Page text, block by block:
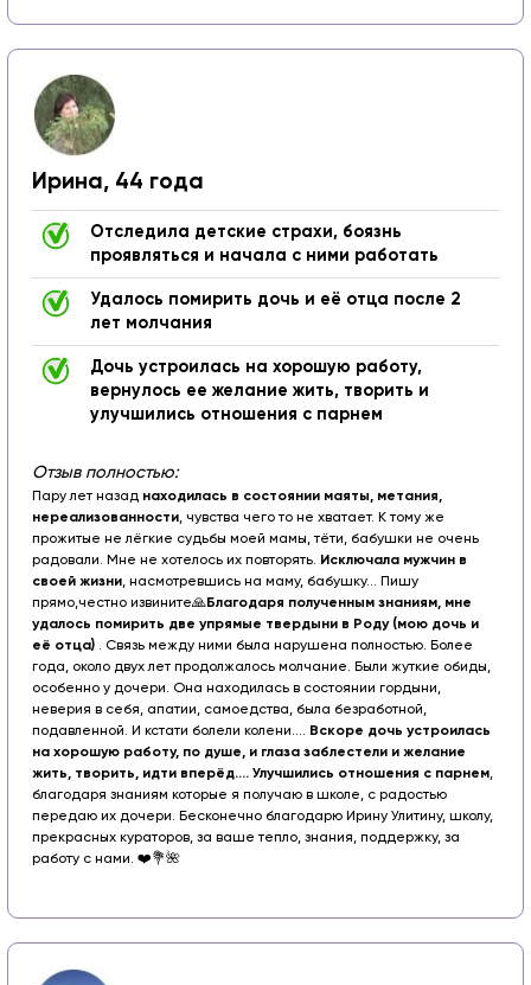
Ирина, 44 года
Отследила детские страхи, боязнь
проявляться и начала с ними работать
Удалось помирить дочь и её отца после 2
лет молчания
Дочь устроилась на хорошую работу,
вернулось ее желание жить, творить и
улучшились отношения с парнем
Отзыв полностью:
Пару лет назад находилась в состоянии маяты, метания,
нереализованности, чувства чего то не хватает. К тому же
прожитые не лёгкие судьбы моей мамы, тёти, бабушки не очень
радовали. Мне не хотелось их повторять. Исключала мужчин в
своей жизни, насмотревшись на маму, бабушку... Пишу
прямо,честно извините🙏Благодаря полученным знаниям, мне
удалось помирить две упрямые твердыни в Роду (мою дочь и
её отца) . Связь между ними была нарушена полностью. Более
года, около двух лет продолжалось молчание. Были жуткие обиды,
особенно у дочери. Она находилась в состоянии гордыни,
неверия в себя, апатии, самоедства, была безработной,
подавленной. И кстати болели колени.... Вскоре дочь устроилась
на хорошую работу, по душе, и глаза заблестели и желание
жить, творить, идти вперёд.... Улучшились отношения с парнем,
благодаря знаниям которые я получаю в школе, с радостью
передаю их дочери. Бесконечно благодарю Ирину Улитину, школу,
прекрасных кураторов, за ваше тепло, знания, поддержку, за
работу с нами. ❤️💐🌺